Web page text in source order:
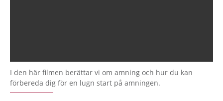
I den här filmen berättar vi om amning och hur du kan
förbereda dig för en lugn start på amningen.